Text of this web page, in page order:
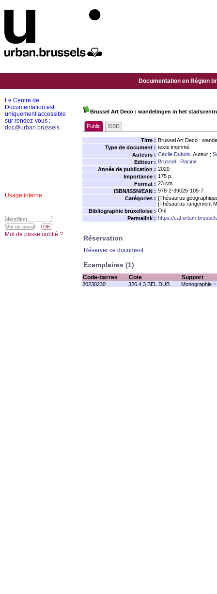
Documentation en Région
Brussel Art Deco : wandelingen in het
Public ISBD
Titre : Brussel Art Deco :
Type de document : texte imprimé
Auteurs : Cécile Dubois , Auteur ;
Editeur : Brussel : Racine
Année de publication : 2020
Importance : 175 p.
Format : 23 cm
ISBN/ISSN/EAN : 978-2-39025-105-7
Catégories : [Thésaurus
[Thésaurus rangement
Bibliographie bruxelloise : Oui
Permalink : https://
Réservation
Réserver ce document
Exemplaires (1)
Code-barres Cote Support
20230230 326.4.3 BEL DUB Monographie
Le Centre de
Documentation est
uniquement accessible
sur rendez-vous :
doc@urban.brussels
Usage interne
Mot de passe oublié ?